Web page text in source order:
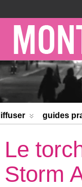
guides
Le
Storm